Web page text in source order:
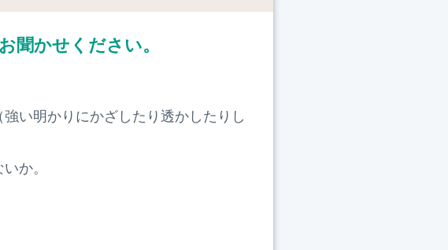
聞かせください。
い明かりにかざしたり透かしたりし
か。